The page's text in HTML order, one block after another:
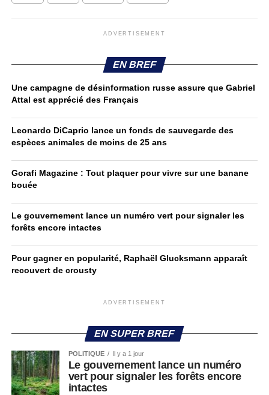
ADVERTISEMENT
EN BREF
Une campagne de désinformation russe assure que Gabriel
Attal est apprécié des Français
Leonardo DiCaprio lance un fonds de sauvegarde des
espèces animales de moins de 25 ans
Gorafi Magazine : Tout plaquer pour vivre sur une banane
bouée
Le gouvernement lance un numéro vert pour signaler les
forêts encore intactes
Pour gagner en popularité, Raphaël Glucksmann apparaît
recouvert de crousty
ADVERTISEMENT
EN SUPER BREF
POLITIQUE Il y a 1 jour
Le gouvernement lance un numéro
vert pour signaler les forêts encore
intactes